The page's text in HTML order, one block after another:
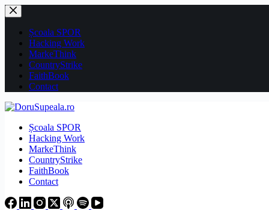
Sari
la
conținutȘcoala SPOR
Hacking Work
MarkeThink
CountryStrike
FaithBook
Contact
Școala SPOR
Hacking Work
MarkeThink
CountryStrike
FaithBook
Contact